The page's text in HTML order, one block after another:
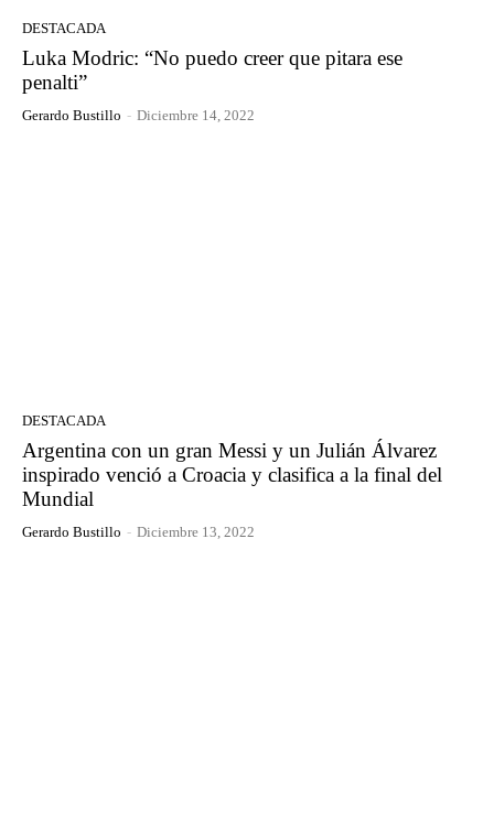
DESTACADA
Luka Modric: “No puedo creer que pitara ese
penalti”
Gerardo Bustillo - Diciembre 14, 2022
DESTACADA
Argentina con un gran Messi y un Julián Álvarez
inspirado venció a Croacia y clasifica a la final del
Mundial
Gerardo Bustillo - Diciembre 13, 2022